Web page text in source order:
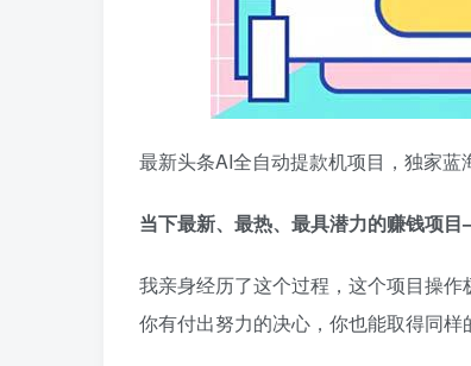
最新头条AI全自动提款机项目，独家
当下最新、最热、最具潜力的赚钱项
我亲身经历了这个过程，这个项目操
你有付出努力的决心，你也能取得同样